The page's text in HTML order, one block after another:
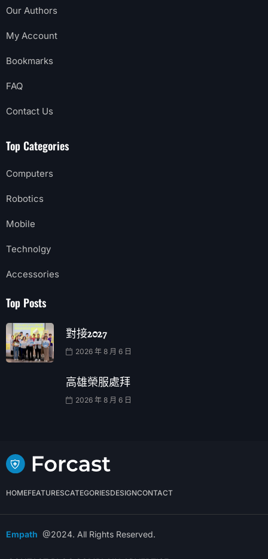
Our Authors
My Account
Bookmarks
FAQ
Contact Us
Top Categories
Computers
Robotics
Mobile
Technolgy
Accessories
Top Posts
對接2027
2026 年 8 月 6 日
高雄榮服處拜
2026 年 8 月 6 日
HOMEFEATURESCATEGORIESDESIGNCONTACT
Empath @2024. All Rights Reserved.